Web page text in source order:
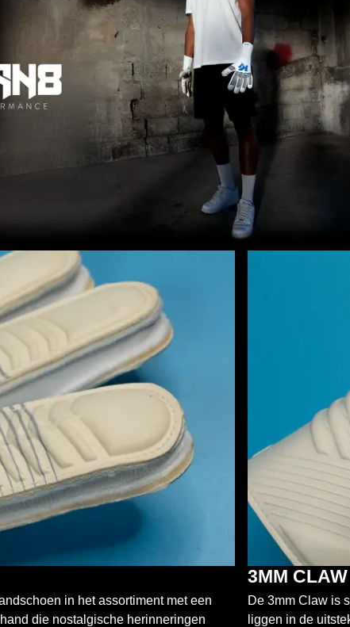
in het assortiment met een
die nostalgische herinneringen
3MM CLAW
De 3mm Claw is
liggen in de